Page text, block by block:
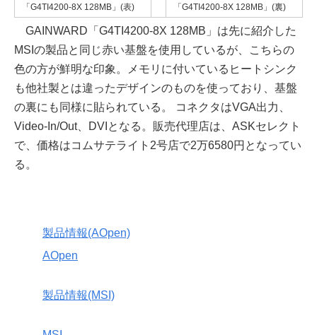
「G4TI4200-8X 128MB」(表) 「G4TI4200-8X 128MB」(裏)
GAINWARD「G4TI4200-8X 128MB」は先に紹介した
MSIの製品と同じ赤い基盤を使用しているが、こちらの
色の方が鮮明な印象。メモリに付いているヒートシンク
も他社製とは違ったデザインのものを使っており、基盤
の裏にも同様に貼られている。 コネクタはVGA出力、
Video-In/Out、DVIとなる。販売代理店は、ASKセレクト
で、価格はコムサテライト2号店で2万6580円となってい
る。
製品情報(AOpen)
AOpen
製品情報(MSI)